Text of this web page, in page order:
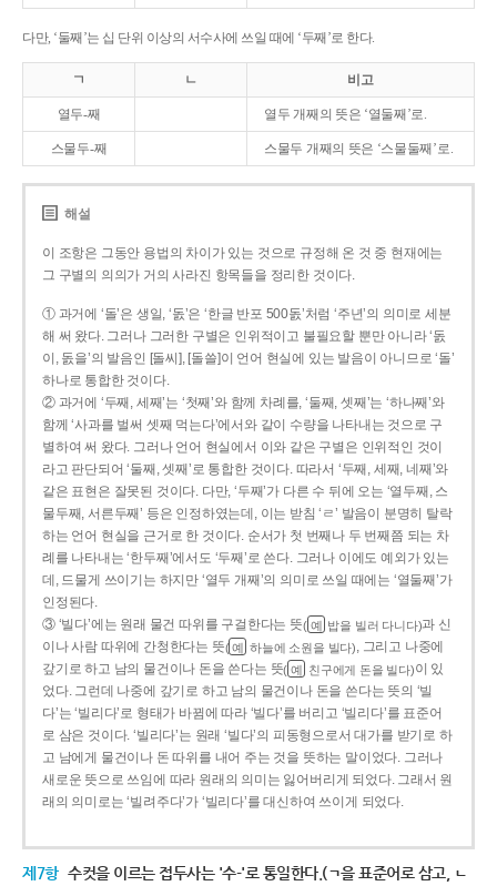
다만, ‘둘째’는 십 단위 이상의 서수사에 쓰일 때에 ‘두째’로 한다.
ㄱ ㄴ 비고
열두-째 열두 개째의 뜻은 ‘열둘째’로.
스물두-째 스물두 개째의 뜻은 ‘스물둘째’로.
해설
이 조항은 그동안 용법의 차이가 있는 것으로 규정해 온 것 중 현재에는
그 구별의 의의가 거의 사라진 항목들을 정리한 것이다.
① 과거에 ‘돌’은 생일, ‘돐’은 ‘한글 반포 500돐’처럼 ‘주년’의 의미로 세분
해 써 왔다. 그러나 그러한 구별은 인위적이고 불필요할 뿐만 아니라 ‘돐
이, 돐을’의 발음인 [돌씨], [돌쓸]이 언어 현실에 있는 발음이 아니므로 ‘돌’
하나로 통합한 것이다.
② 과거에 ‘두째, 세째’는 ‘첫째’와 함께 차례를, ‘둘째, 셋째’는 ‘하나째’와
함께 ‘사과를 벌써 셋째 먹는다’에서와 같이 수량을 나타내는 것으로 구
별하여 써 왔다. 그러나 언어 현실에서 이와 같은 구별은 인위적인 것이
라고 판단되어 ‘둘째, 셋째’로 통합한 것이다. 따라서 ‘두째, 세째, 네째’와
같은 표현은 잘못된 것이다. 다만, ‘두째’가 다른 수 뒤에 오는 ‘열두째, 스
물두째, 서른두째’ 등은 인정하였는데, 이는 받침 ‘ㄹ’ 발음이 분명히 탈락
하는 언어 현실을 근거로 한 것이다. 순서가 첫 번째나 두 번째쯤 되는 차
례를 나타내는 ‘한두째’에서도 ‘두째’로 쓴다. 그러나 이에도 예외가 있는
데, 드물게 쓰이기는 하지만 ‘열두 개째’의 의미로 쓰일 때에는 ‘열둘째’가
인정된다.
③ ‘빌다’에는 원래 물건 따위를 구걸한다는 뜻( 예 밥을 빌러 다니다)과 신
이나 사람 따위에 간청한다는 뜻( 예 하늘에 소원을 빌다), 그리고 나중에
갚기로 하고 남의 물건이나 돈을 쓴다는 뜻( 예 친구에게 돈을 빌다)이 있
었다. 그런데 나중에 갚기로 하고 남의 물건이나 돈을 쓴다는 뜻의 ‘빌
다’는 ‘빌리다’로 형태가 바뀜에 따라 ‘빌다’를 버리고 ‘빌리다’를 표준어
로 삼은 것이다. ‘빌리다’는 원래 ‘빌다’의 피동형으로서 대가를 받기로 하
고 남에게 물건이나 돈 따위를 내어 주는 것을 뜻하는 말이었다. 그러나
새로운 뜻으로 쓰임에 따라 원래의 의미는 잃어버리게 되었다. 그래서 원
래의 의미로는 ‘빌려주다’가 ‘빌리다’를 대신하여 쓰이게 되었다.
제7항 수컷을 이르는 접두사는 '수-'로 통일한다.(ㄱ을 표준어로 삼고, ㄴ